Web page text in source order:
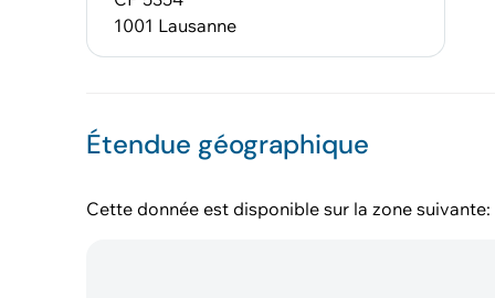
1001 Lausanne
Étendue géographique
Cette donnée est disponible sur la zone suivante: